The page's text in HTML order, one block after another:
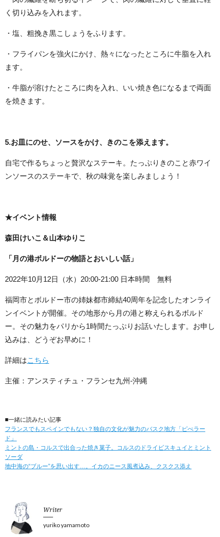
く切り込みを入れます。
・塩、粗挽き黒こしょうをふります。
・フライパンを強火にかけ、熱々になったところに牛脂を入れ
ます。
・牛脂が溶けたところに肉を入れ、いい焼き色になるまで両面
を焼きます。
5.お皿にのせ、ソースをかけ、きのこを添えます。
自宅で作るちょっと贅沢なステーキ。たっぷり きのこと赤ワイ
ンソースのステーキで、秋の味覚を楽しみましょう！
★イベント情報
森田けいこ＆山本ゆりこ
「月の港ボルドーの物語とおいしい話」
2022年10月12日（水）20:00-21:00 日本時間 無料
福岡市とボルドー市の姉妹都市締結40周年を記念したオンライ
ンイベントが開催。その地形から月の港と称えられるボルド
ー。その魅力をパリから1時間たっぷりお話いたします。お申し
込みは、どうぞお早めに！
詳細はこちら
主催：アンスティチュ・フランセ九州-沖縄
■一緒に読みたい記事
フランスでもスペインでもない？独自の文化が魅力のバスク地方「ピぺラー
ド」
ミントの島・コルスで出合った焼き菓子。コルスのドライビスキュイとミント
ソーダ
地中海の“ブルー”を思い出す…。イカのニース風煮込み、クスクス添え
Writer
yuriko yamamoto